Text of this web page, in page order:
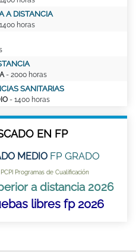
A DISTANCIA
horas
- 2000 horas
SANITARIAS
- 1400 horas
EN FP
MEDIO FP GRADO
PCPI Programas de Cualificación
a distancia 2026
libres fp 2026